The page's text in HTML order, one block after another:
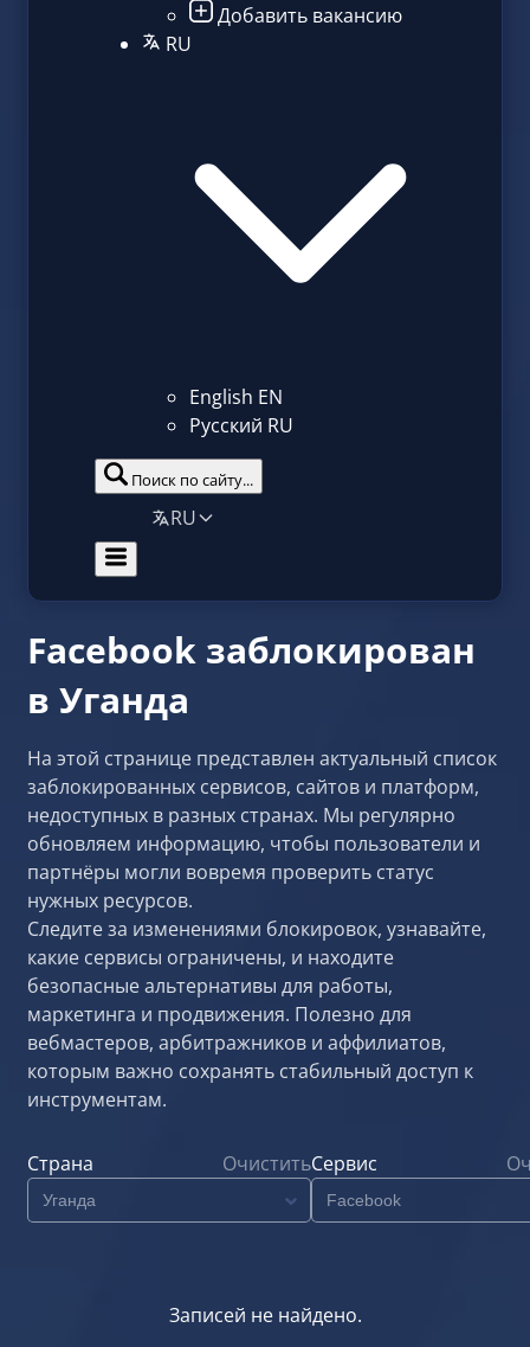
Добавить вакансию
RU
English EN
Русский RU
Поиск по сайту...
RU
Facebook заблокирован
в Уганда
На этой странице представлен актуальный список
заблокированных сервисов, сайтов и платформ,
недоступных в разных странах. Мы регулярно
обновляем информацию, чтобы пользователи и
партнёры могли вовремя проверить статус
нужных ресурсов.
Следите за изменениями блокировок, узнавайте,
какие сервисы ограничены, и находите
безопасные альтернативы для работы,
маркетинга и продвижения. Полезно для
вебмастеров, арбитражников и аффилиатов,
которым важно сохранять стабильный доступ к
инструментам.
Страна ОчиститьСервис
Записей не найдено.